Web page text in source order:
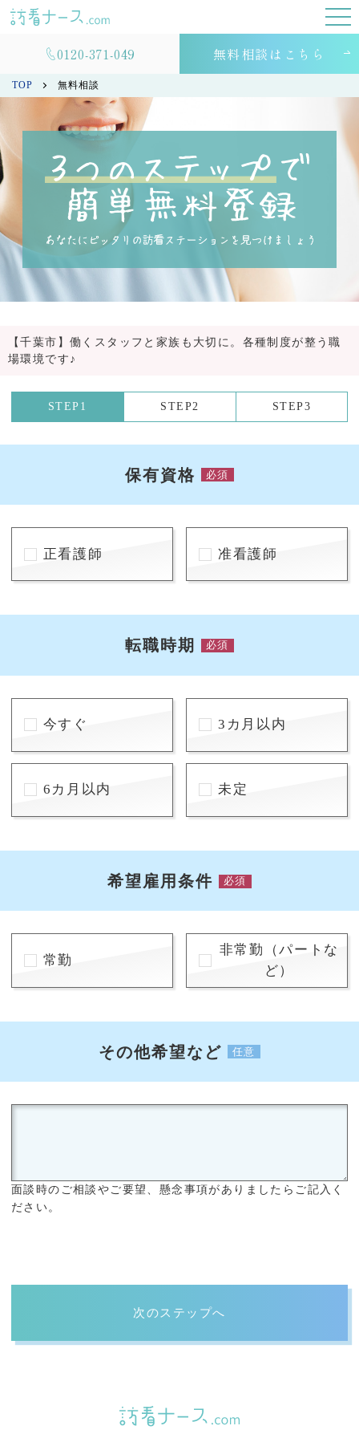
0120-371-049 無料相談はこちら
TOP 無料相談
【千葉市】働くスタッフと家族も大切に。各種制度が整う職
場環境です♪
STEP1 STEP2 STEP3
保有資格 必須
正看護師 准看護師
転職時期 必須
今すぐ 3カ月以内
6カ月以内 未定
希望雇用条件 必須
常勤
非常勤（パートな
ど）
その他希望など 任意
面談時のご相談やご要望、懸念事項がありましたらご記入く
ださい。
次のステップへ